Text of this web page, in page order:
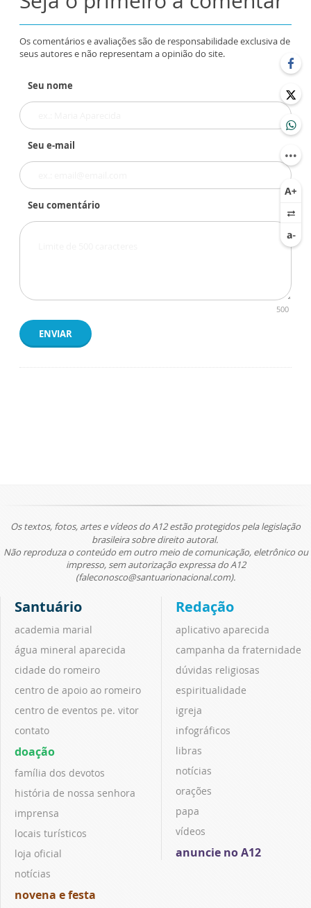
Os comentários e avaliações são de responsabilidade exclusiva de
seus autores e não representam a opinião do site.
Seu nome
Seu e-mail
Seu comentário
500
ENVIAR
Os textos, fotos, artes e vídeos do A12 estão protegidos pela legislação
brasileira sobre direito autoral.
Não reproduza o conteúdo em outro meio de comunicação, eletrônico ou
impresso, sem autorização expressa do A12
(faleconosco@santuarionacional.com).
Santuário
academia marial
água mineral aparecida
cidade do romeiro
centro de apoio ao romeiro
centro de eventos pe. vitor
contato
doação
família dos devotos
história de nossa senhora
imprensa
locais turísticos
loja oficial
notícias
novena e festa
Redação
aplicativo aparecida
campanha da fraternidade
dúvidas religiosas
espiritualidade
igreja
infográficos
libras
notícias
orações
papa
vídeos
anuncie no A12